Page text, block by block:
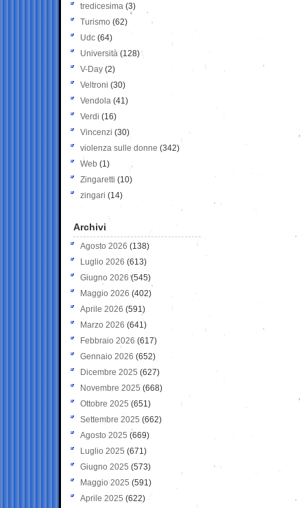
tredicesima (3)
Turismo (62)
Udc (64)
Università (128)
V-Day (2)
Veltroni (30)
Vendola (41)
Verdi (16)
Vincenzi (30)
violenza sulle donne (342)
Web (1)
Zingaretti (10)
zingari (14)
Archivi
Agosto 2026 (138)
Luglio 2026 (613)
Giugno 2026 (545)
Maggio 2026 (402)
Aprile 2026 (591)
Marzo 2026 (641)
Febbraio 2026 (617)
Gennaio 2026 (652)
Dicembre 2025 (627)
Novembre 2025 (668)
Ottobre 2025 (651)
Settembre 2025 (662)
Agosto 2025 (669)
Luglio 2025 (671)
Giugno 2025 (573)
Maggio 2025 (591)
Aprile 2025 (622)